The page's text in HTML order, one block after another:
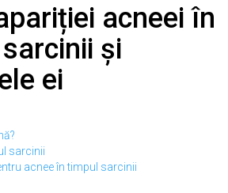
acneei în
și
ei
sarcinii
acnee în timpul sarcinii